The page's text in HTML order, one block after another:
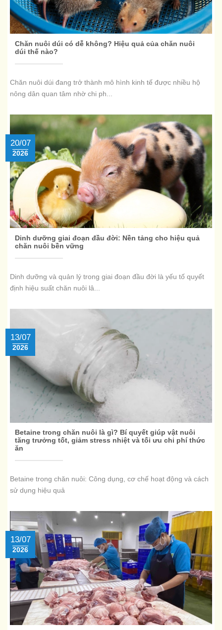
Chăn nuôi dúi có dễ không? Hiệu quả của chăn nuôi
dúi thế nào?
Chăn nuôi dúi đang trở thành mô hình kinh tế được nhiều hộ
nông dân quan tâm nhờ chi ph...
Dinh dưỡng giai đoạn đầu đời: Nền tảng cho hiệu quả
chăn nuôi bền vững
20/07
2026
Dinh dưỡng và quản lý trong giai đoạn đầu đời là yếu tố quyết
định hiệu suất chăn nuôi lâ...
Betaine trong chăn nuôi là gì? Bí quyết giúp vật nuôi
tăng trưởng tốt, giảm stress nhiệt và tối ưu chi phí thức
ăn
13/07
2026
Betaine trong chăn nuôi: Công dụng, cơ chế hoạt động và cách
sử dụng hiệu quả
13/07
2026